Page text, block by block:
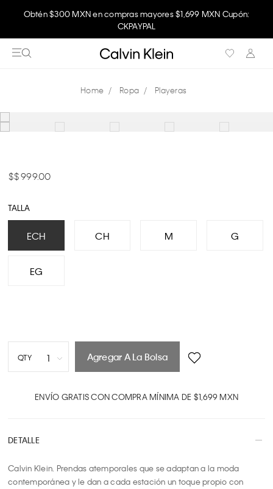
Obtén $300 MXN en compras mayores $1,699 MXN Cupón:
CKPAYPAL
Ropa Playeras
$ 999.00
TALLA
ECH CH M G
EG
QTY 1
5
7
Agregar A La Bolsa
ENVÍO GRATIS CON COMPRA MÍNIMA DE $1,699 MXN
DETALLE
Calvin Klein. Prendas atemporales que se adaptan a la moda
contemporánea y le dan a cada estación un toque propio con